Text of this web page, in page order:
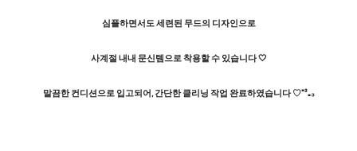
심플하면서도 세련된 무드의 디자인으로
사계절 내내 문신템으로 착용할 수 있습니다 🤍
말끔한 컨디션으로 입고되어, 간단한 클리닝 작업 완료하였습니다 ♡⁼³₌₃